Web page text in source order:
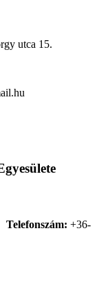
utca 15.
Telefonszám: +36-